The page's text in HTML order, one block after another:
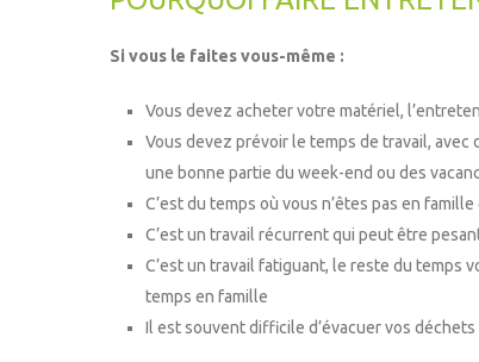
Si vous le faites vous-même :
Vous devez acheter votre matériel,
Vous devez prévoir le temps de travail, avec
une bonne partie du week-end ou des
C’est du temps où vous n’êtes pas en
C’est un travail récurrent qui peut être
C’est un travail fatiguant, le reste du temps
temps en famille
Il est souvent difficile d’évacuer vos déchets